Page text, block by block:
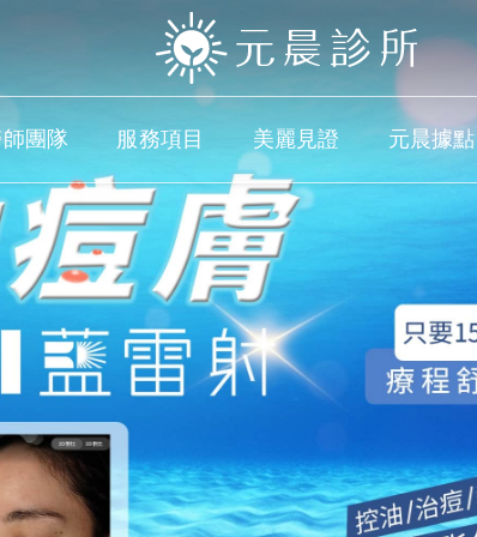
團隊 服務項目 美麗見證 元晨據點